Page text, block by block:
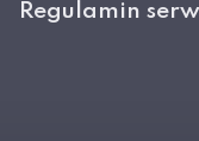
Regulamin